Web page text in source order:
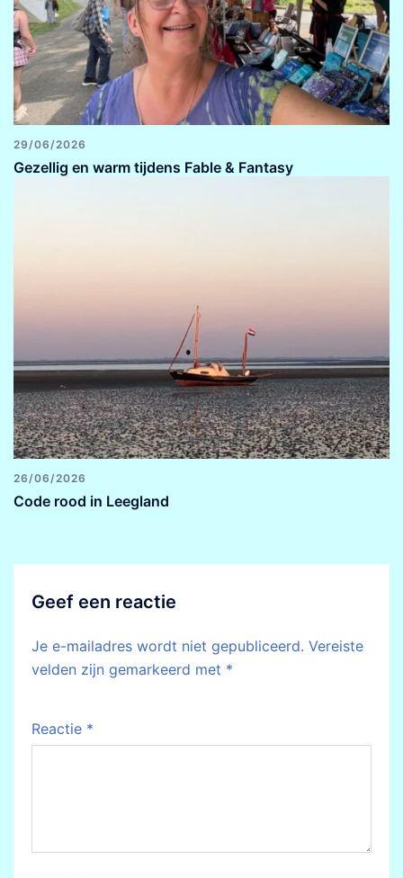
29/06/2026
Gezellig en warm tijdens Fable & Fantasy
26/06/2026
Code rood in Leegland
Geef een reactie
Je e-mailadres wordt niet gepubliceerd. Vereiste
velden zijn gemarkeerd met *
Reactie *